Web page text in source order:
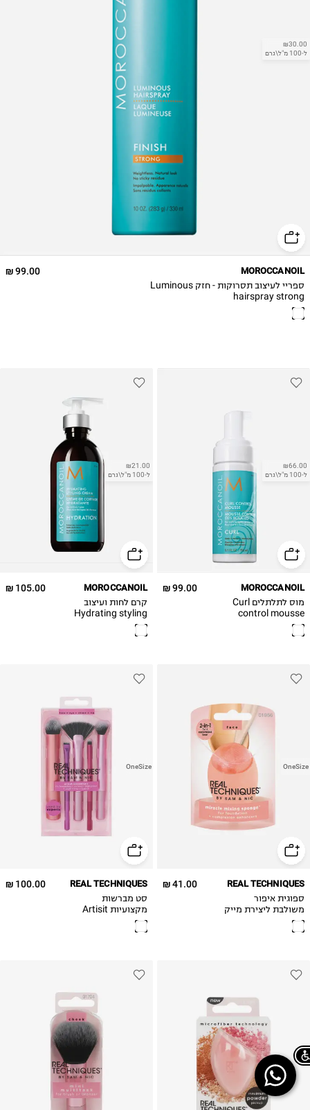
₪30.00
ל-100 מ"ל\גרם
99.00 ₪ MOROCCANOIL
ספריי לעיצוב תסרוקות - חזק Luminous
hairspray strong
₪66.00
ל-100 מ"ל\גרם
99.00 ₪ MOROCCANOIL
מוס לתלתלים Curl
control mousse
₪21.00
ל-100 מ"ל\גרם
105.00 ₪ MOROCCANOIL
קרם לחות ועיצוב
Hydrating styling
cream
OneSize
41.00 ₪ REAL TECHNIQUES
ספוגית איפור
משולבת ליצירת מייק
אפ מותאם אישית
Mircale Mixing
OneSize
100.00 ₪ REAL TECHNIQUES
סט מברשות
מקצועיות Artisit
Essential
Chat on WhatsApp